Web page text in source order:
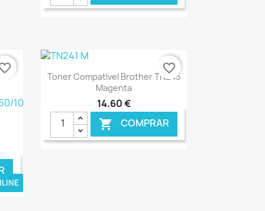
Ver+
Toner Compatível Brother TN245
Magenta
14,60 €
 COMPRAR
favorite_border